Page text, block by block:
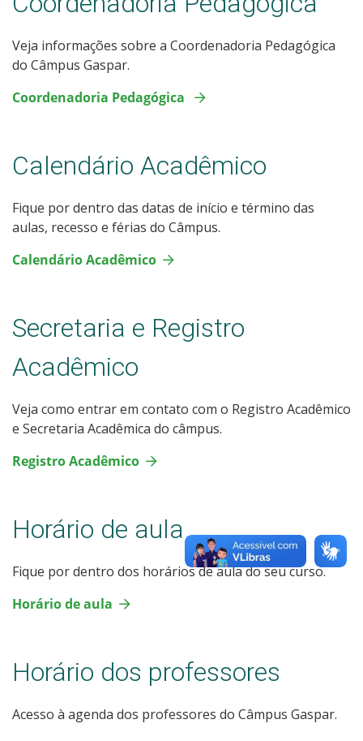
Veja informações sobre a Coordenadoria Pedagógica
do Câmpus Gaspar.
Coordenadoria Pedagógica
Calendário Acadêmico
Fique por dentro das datas de início e término das
aulas, recesso e férias do Câmpus.
Calendário Acadêmico
Secretaria e Registro
Acadêmico
Veja como entrar em contato com o Registro Acadêmico
e Secretaria Acadêmica do câmpus.
Registro Acadêmico
Horário de aula
Fique por dentro dos horários de aula do seu curso.
Horário de aula
Horário dos professores
Acesso à agenda dos professores do Câmpus Gaspar.